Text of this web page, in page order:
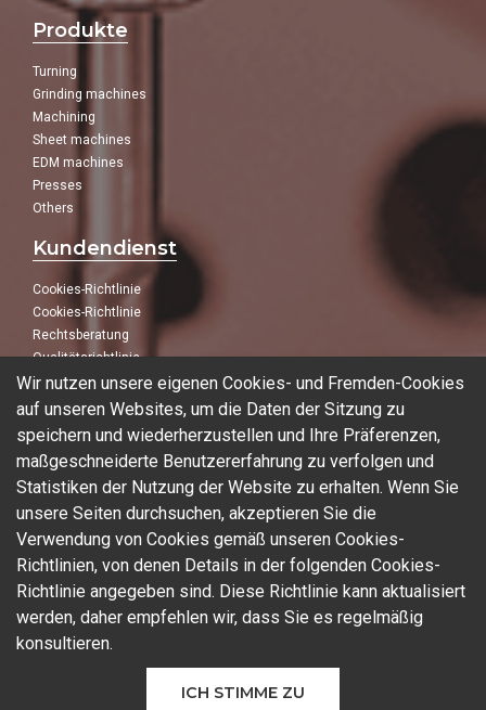
Produkte
Turning
Grinding machines
Machining
Sheet machines
EDM machines
Presses
Others
Kundendienst
Cookies-Richtlinie
Cookies-Richtlinie
Rechtsberatung
Qualitätsrichtlinie
Folge uns
In unseren sozialen Netzwerken:
Blog
Gebrauchte Maschinen
Additive Fertigung
Wir nutzen unsere eigenen Cookies- und Fremden-Cookies
auf unseren Websites, um die Daten der Sitzung zu
speichern und wiederherzustellen und Ihre Präferenzen,
maßgeschneiderte Benutzererfahrung zu verfolgen und
Statistiken der Nutzung der Website zu erhalten. Wenn Sie
unsere Seiten durchsuchen, akzeptieren Sie die
Verwendung von Cookies gemäß unseren Cookies-
Richtlinien, von denen Details in der folgenden Cookies-
Richtlinie angegeben sind. Diese Richtlinie kann aktualisiert
werden, daher empfehlen wir, dass Sie es regelmäßig
konsultieren.
ICH STIMME ZU